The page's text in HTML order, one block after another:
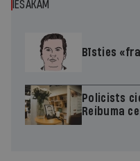
IESAKĀM
Bīsties
Policists
Reibuma